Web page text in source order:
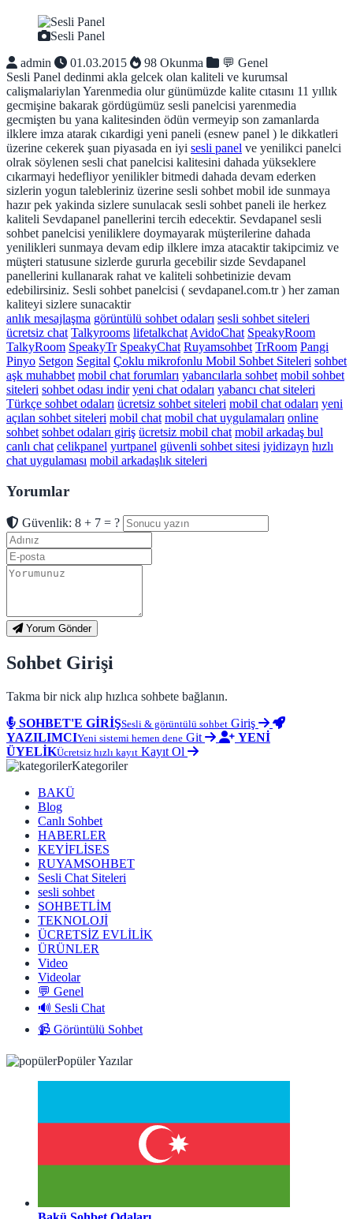
Sesli Panel
admin
01.03.2015 98 Okunma
💬 Genel
Sesli Panel dedinmi akla gelcek olan kaliteli ve kurumsal
calişmalariylan Yarenmedia olur günümüzde kalite cıtasını 11 yıllık
gecmişine bakarak gördügümüz sesli panelcisi yarenmedia
gecmişten bu yana kalitesinden ödün vermeyip son zamanlarda
ilklere imza atarak cıkardigi yeni paneli (esnew panel ) le dikkatleri
üzerine cekerek şuan piyasada en iyi sesli panel ve yenilikci panelci
olrak söylenen sesli chat panelcisi kalitesini dahada yükseklere
cıkarmayi hedefliyor yenilikler bitmedi dahada devam ederken
sizlerin yogun talebleriniz üzerine sesli sohbet mobil ide sunmaya
hazır pek yakinda sizlere sunulacak sesli sohbet paneli ile herkez
kaliteli Sevdapanel panellerini tercih edecektir. Sevdapanel sesli
sohbet panelcisi yeniliklere doymayarak müşterilerine dahada
yenilikleri sunmaya devam edip ilklere imza atacaktir takipcimiz ve
müşteri statusune sizlerde gururla gecebilir sizde Sevdapanel
panellerini kullanarak rahat ve kaliteli sohbetinizie devam
edebilirsiniz. Sesli sohbet panelcisi ( sevdapanel.com.tr ) her zaman
kaliteyi sizlere sunacaktir
anlık mesajlaşma görüntülü sohbet odaları sesli sohbet siteleri
ücretsiz chat Talkyrooms lifetalkchat AvidoChat SpeakyRoom
TalkyRoom SpeakyTr SpeakyChat Ruyamsohbet TrRoom Pangi
Pinyo Setgon Segital Çoklu mikrofonlu Mobil Sohbet Siteleri sohbet
aşk muhabbet mobil chat forumları yabancılarla sohbet mobil sohbet
siteleri sohbet odası indir yeni chat odaları yabancı chat siteleri
Türkçe sohbet odaları ücretsiz sohbet siteleri mobil chat odaları yeni
açılan sohbet siteleri mobil chat mobil chat uygulamaları online
sohbet sohbet odaları giriş ücretsiz mobil chat mobil arkadaş bul
canlı chat celikpanel yurtpanel güvenli sohbet sitesi iyidizayn hızlı
chat uygulaması mobil arkadaşlık siteleri
Yorumlar
Güvenlik: 8 + 7 = ?
Yorum Gönder
Sohbet Girişi
Takma bir nick alıp hızlıca sohbete bağlanın.
SOHBET'E GİRİŞSesli & görüntülü sohbet Giriş
YAZILIMCIYeni sistemi hemen dene Git
YENİ
ÜYELİKÜcretsiz hızlı kayıt Kayıt Ol
Kategoriler
BAKÜ
Blog
Canlı Sohbet
HABERLER
KEYİFLİSES
RUYAMSOHBET
Sesli Chat Siteleri
sesli sohbet
SOHBETLİM
TEKNOLOJİ
ÜCRETSİZ EVLİLİK
ÜRÜNLER
Video
Videolar
💬 Genel
🔊 Sesli Chat
📹 Görüntülü Sohbet
Popüler Yazılar